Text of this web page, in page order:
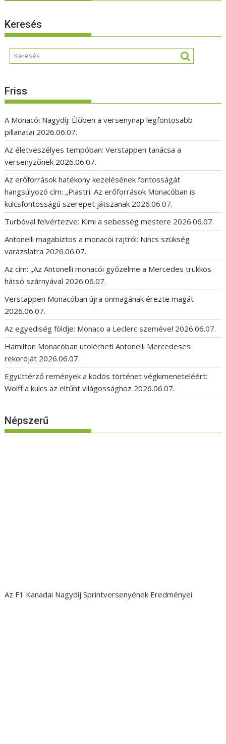
Keresés
Friss
A Monacói Nagydíj: Élőben a versenynap legfontosabb
pillanatai 2026.06.07.
Az életveszélyes tempóban: Verstappen tanácsa a
versenyzőnek 2026.06.07.
Az erőforrások hatékony kezelésének fontosságát
hangsúlyozó cím: „Piastri: Az erőforrások Monacóban is
kulcsfontosságú szerepet játszanak 2026.06.07.
Turbóval felvértezve: Kimi a sebesség mestere 2026.06.07.
Antonelli magabiztos a monacói rajtról: Nincs szükség
varázslatra 2026.06.07.
Az cím: „Az Antonelli monacói győzelme a Mercedes trükkös
hátsó szárnyával 2026.06.07.
Verstappen Monacóban újra önmagának érezte magát
2026.06.07.
Az egyediség földje: Monaco a Leclerc szemével 2026.06.07.
Hamilton Monacóban utolérheti Antonelli Mercedeses
rekordját 2026.06.07.
Együttérző remények a ködös történet végkimeneteléért:
Wolff a kulcs az eltűnt világossághoz 2026.06.07.
Népszerű
Az F1 Kanadai Nagydíj Sprintversenyének Eredményei